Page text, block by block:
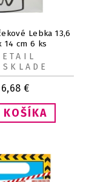
Lebka 13,6
14 cm 6 ks
6,68 €